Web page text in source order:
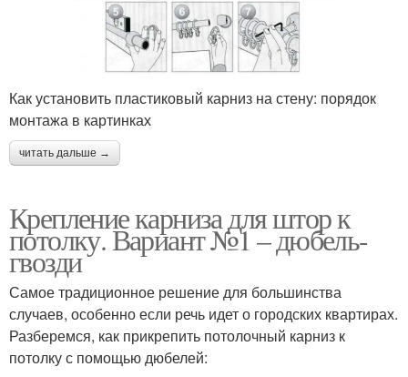
Как установить пластиковый карниз на стену: порядок
монтажа в картинках
читать дальше →
Крепление карниза для штор к
потолку. Вариант №1 – дюбель-
гвозди
Самое традиционное решение для большинства
случаев, особенно если речь идет о городских квартирах.
Разберемся, как прикрепить потолочный карниз к
потолку с помощью дюбелей: